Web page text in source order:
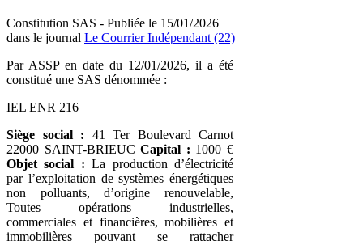
Constitution SAS - Publiée le 15/01/2026
dans le journal Le Courrier Indépendant (22)
Par ASSP en date du 12/01/2026, il a été
constitué une SAS dénommée :
IEL ENR 216
Siège social : 41 Ter Boulevard Carnot
22000 SAINT-BRIEUCCapital : 1000 €
Objet social : La production d’électricité
par l’exploitation de systèmes énergétiques
non polluants, d’origine renouvelable,
Toutes opérations industrielles,
commerciales et financières, mobilières et
immobilières pouvant se rattacher